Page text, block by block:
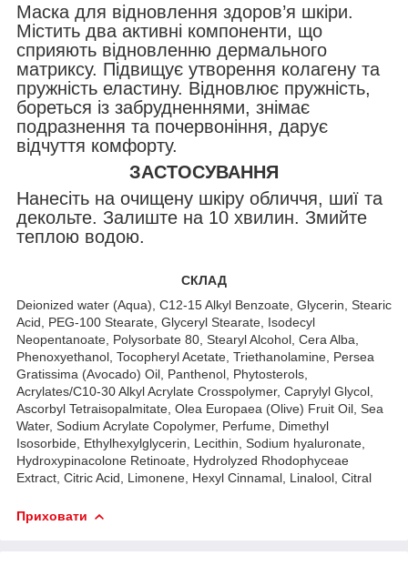
Маска для відновлення здоров’я шкіри.
Містить два активні компоненти, що
сприяють відновленню дермального
матриксу. Підвищує утворення колагену та
пружність еластину. Відновлює пружність,
бореться із забрудненнями, знімає
подразнення та почервоніння, дарує
відчуття комфорту.
ЗАСТОСУВАННЯ
Нанесіть на очищену шкіру обличчя, шиї та
декольте. Залиште на 10 хвилин. Змийте
теплою водою.
СКЛАД
Deionized water (Aqua), C12-15 Alkyl Benzoate, Glycerin, Stearic
Acid, PEG-100 Stearate, Glyceryl Stearate, Isodecyl
Neopentanoate, Polysorbate 80, Stearyl Alcohol, Cera Alba,
Phenoxyethanol, Tocopheryl Acetate, Triethanolamine, Persea
Gratissima (Avocado) Oil, Panthenol, Phytosterols,
Acrylates/C10-30 Alkyl Acrylate Crosspolymer, Caprylyl Glycol,
Ascorbyl Tetraisopalmitate, Olea Europaea (Olive) Fruit Oil, Sea
Water, Sodium Acrylate Copolymer, Perfume, Dimethyl
Isosorbide, Ethylhexylglycerin, Lecithin, Sodium hyaluronate,
Hydroxypinacolone Retinoate, Hydrolyzed Rhodophyceae
Extract, Citric Acid, Limonene, Hexyl Cinnamal, Linalool, Citral
Приховати